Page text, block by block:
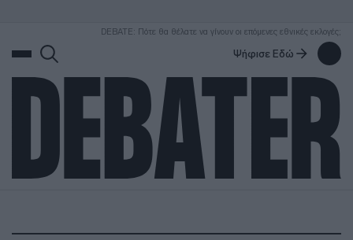
DEBATE: Πότε θα θέλατε να γίνουν οι επόμενες εθνικές εκλογές;
Ψήφισε Εδώ